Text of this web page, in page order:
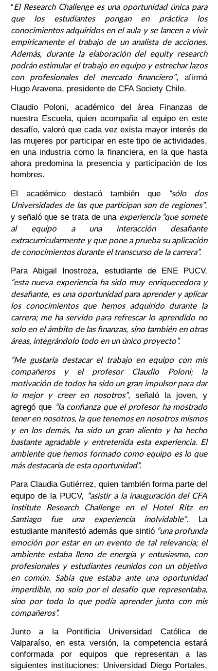
“El Research Challenge es una oportunidad única para
que los estudiantes pongan en práctica los
conocimientos adquiridos en el aula y se lancen a vivir
empíricamente el trabajo de un analista de acciones.
Además, durante la elaboración del equity research
podrán estimular el trabajo en equipo y estrechar lazos
con profesionales del mercado financiero”, afirmó
Hugo Aravena, presidente de CFA Society Chile.
Claudio Poloni, académico del área Finanzas de
nuestra Escuela, quien acompaña al equipo en este
desafío, valoró que cada vez exista mayor interés de
las mujeres por participar en este tipo de actividades,
en una industria como la financiera, en la que hasta
ahora predomina la presencia y participación de los
hombres.
El académico destacó también que
“sólo dos
Universidades de las que participan son de regiones”,
y señaló que se trata de una experiencia “que somete
al equipo a una interacción desafiante
extracurricularmente y que pone a prueba su aplicación
de conocimientos durante el transcurso de la carrera”.
Para Abigail Inostroza, estudiante de ENE PUCV,
“esta nueva experiencia ha sido muy enriquecedora y
desafiante, es una oportunidad para aprender y aplicar
los conocimientos que hemos adquirido durante la
carrera; me ha servido para refrescar lo aprendido no
solo en el ámbito de las finanzas, sino también en otras
áreas, integrándolo todo en un único proyecto”.
“Me gustaría destacar el trabajo en equipo con mis
compañeros y el profesor Claudio Poloni; la
motivación de todos ha sido un gran impulsor para dar
lo mejor y creer en nosotros”, señaló la joven, y
agregó que “la confianza que el profesor ha mostrado
tener en nosotros, la que tenemos en nosotros mismos
y en los demás, ha sido un gran aliento y ha hecho
bastante agradable y entretenida esta experiencia. El
ambiente que hemos formado como equipo es lo que
más destacaría de esta oportunidad”.
Para Claudia Gutiérrez, quien también forma parte del
equipo de la PUCV, “asistir a la inauguración del CFA
Institute Research Challenge en el Hotel Ritz en
Santiago fue una experiencia inolvidable”. La
estudiante manifestó además que sintió “una profunda
emoción por estar en un evento de tal relevancia; el
ambiente estaba lleno de energía y entusiasmo, con
profesionales y estudiantes reunidos con un objetivo
en común. Sabía que estaba ante una oportunidad
imperdible, no solo por el desafío que representaba,
sino por todo lo que podía aprender junto con mis
compañeros”.
Junto a la Pontificia Universidad Católica de
Valparaíso, en esta versión, la competencia estará
conformada por equipos que representan a las
siguientes instituciones: Universidad Diego Portales,